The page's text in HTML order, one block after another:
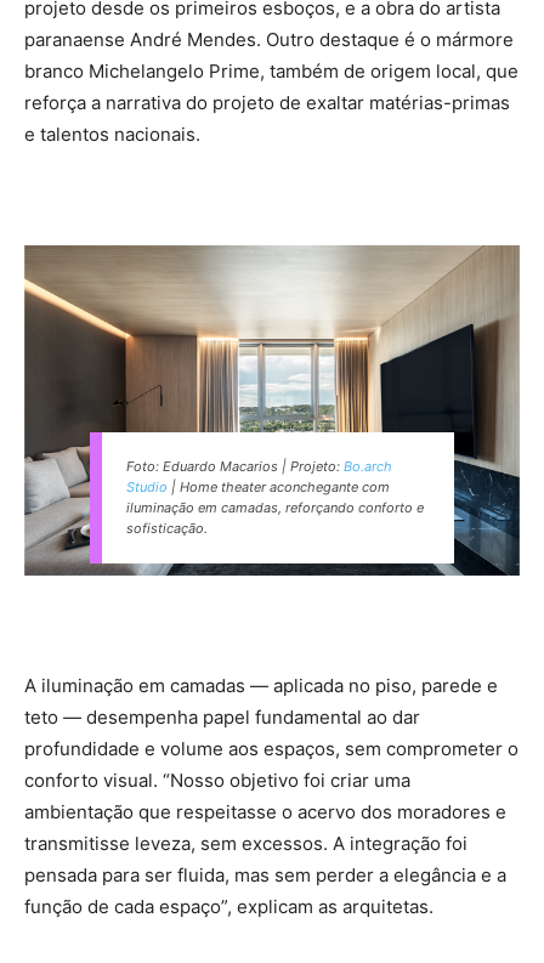
projeto desde os primeiros esboços, e a obra do artista
paranaense André Mendes. Outro destaque é o mármore
branco Michelangelo Prime, também de origem local, que
reforça a narrativa do projeto de exaltar matérias-primas
e talentos nacionais.
Foto: Eduardo Macarios | Projeto: Bo.arch
Studio | Home theater aconchegante com
iluminação em camadas, reforçando conforto e
sofisticação.
A iluminação em camadas — aplicada no piso, parede e
teto — desempenha papel fundamental ao dar
profundidade e volume aos espaços, sem comprometer o
conforto visual. “Nosso objetivo foi criar uma
ambientação que respeitasse o acervo dos moradores e
transmitisse leveza, sem excessos. A integração foi
pensada para ser fluida, mas sem perder a elegância e a
função de cada espaço”, explicam as arquitetas.